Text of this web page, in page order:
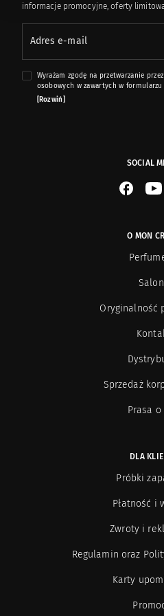
informacje promocyjne, oferty
Adres e-mail
Wyrażam zgodę na przetwarzanie
osobowych w zawartych w
przesyłania mi informacji
[Rozwiń]
SOCIAL
See ourSee
O MON
Prasa o
DLA
Próbki
Karty